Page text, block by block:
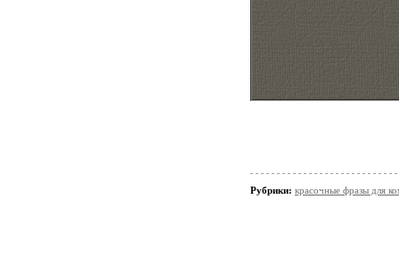
Рубрики: красочные фразы для